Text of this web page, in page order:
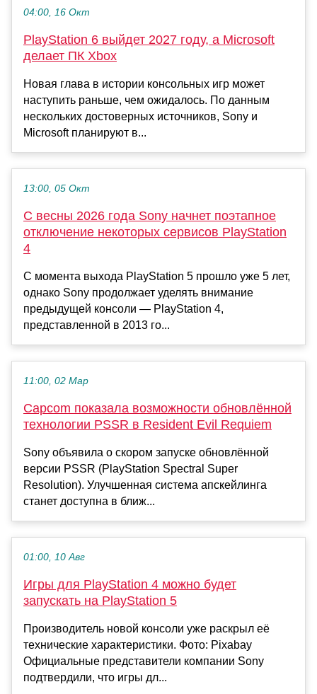
04:00, 16 Окт
PlayStation 6 выйдет 2027 году, а Microsoft
делает ПК Xbox
Новая глава в истории консольных игр может
наступить раньше, чем ожидалось. По данным
нескольких достоверных источников, Sony и
Microsoft планируют в...
13:00, 05 Окт
С весны 2026 года Sony начнет поэтапное
отключение некоторых сервисов PlayStation
4
С момента выхода PlayStation 5 прошло уже 5 лет,
однако Sony продолжает уделять внимание
предыдущей консоли — PlayStation 4,
представленной в 2013 го...
11:00, 02 Мар
Capcom показала возможности обновлённой
технологии PSSR в Resident Evil Requiem
Sony объявила о скором запуске обновлённой
версии PSSR (PlayStation Spectral Super
Resolution). Улучшенная система апскейлинга
станет доступна в ближ...
01:00, 10 Авг
Игры для PlayStation 4 можно будет
запускать на PlayStation 5
Производитель новой консоли уже раскрыл её
технические характеристики. Фото: Pixabay
Официальные представители компании Sony
подтвердили, что игры дл...